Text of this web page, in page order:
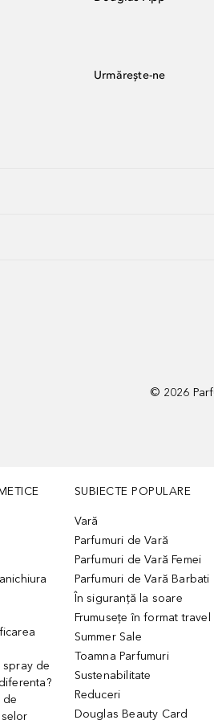
Urmărește-ne
© 2026
spray de
de
SUBIECTE POPULARE
Vară
Parfumuri de Vară
Parfumuri de Vară Femei
Parfumuri de Vară Barbati
În siguranță la soare
Frumusețe în format travel
Summer Sale
Toamna Parfumuri
Sustenabilitate
Reduceri
Douglas Beauty Card